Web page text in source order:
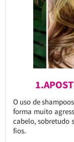
O uso de
forma muito
cabelo, sobretudo
fios.